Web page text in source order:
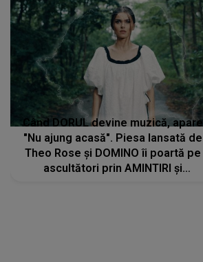
Când DORUL devine muzică, apare
"Nu ajung acasă". Piesa lansată de
Theo Rose și DOMINO îi poartă pe
ascultători prin AMINTIRI și